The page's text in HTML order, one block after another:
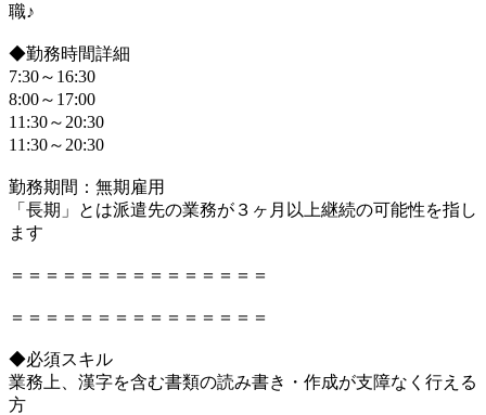
職♪
◆勤務時間詳細
7:30～16:30
8:00～17:00
11:30～20:30
11:30～20:30
勤務期間：無期雇用
「長期」とは派遣先の業務が３ヶ月以上継続の可能性を指し
ます
＝＝＝＝＝＝＝＝＝＝＝＝＝＝＝
＝＝＝＝＝＝＝＝＝＝＝＝＝＝＝
◆必須スキル
業務上、漢字を含む書類の読み書き・作成が支障なく行える
方